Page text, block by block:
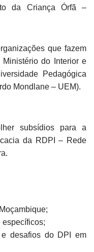
da Criança Órfã –
que fazem
do Interior e
Pedagógica
Mondlane – UEM).
subsídios para a
da RDPI – Rede
específicos;
e desafios do DPI em